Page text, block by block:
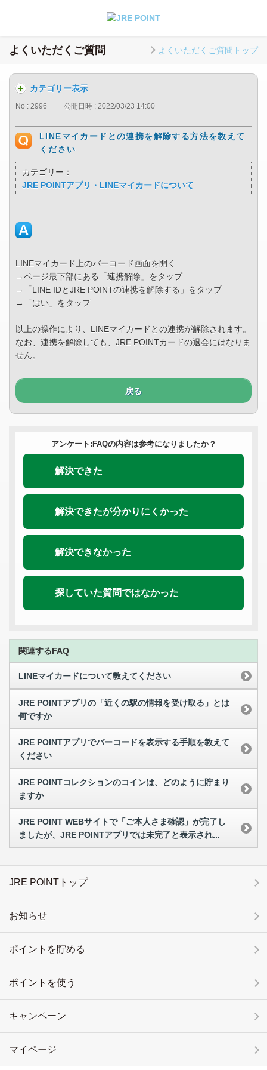
よくいただくご質問 よくいただくご質問トップ
カテゴリー表示
No : 2996 公開日時 : 2022/03/23 14:00
LINEマイカードとの連携を解除する方法を教えて
ください
カテゴリー：
JRE POINTアプリ・LINEマイカードについて
LINEマイカード上のバーコード画面を開く
→ページ最下部にある「連携解除」をタップ
→「LINE IDとJRE POINTの連携を解除する」をタップ
→「はい」をタップ
以上の操作により、LINEマイカードとの連携が解除されます。
なお、連携を解除しても、JRE POINTカードの退会にはなりま
せん。
戻る
アンケート:FAQの内容は参考になりましたか？
解決できた
解決できたが分かりにくかった
解決できなかった
探していた質問ではなかった
関連するFAQ
LINEマイカードについて教えてください
JRE POINTアプリの「近くの駅の情報を受け取る」とは
何ですか
JRE POINTアプリでバーコードを表示する手順を教えて
ください
JRE POINTコレクションのコインは、どのように貯まり
ますか
JRE POINT WEBサイトで「ご本人さま確認」が完了し
ましたが、JRE POINTアプリでは未完了と表示され...
JRE POINTトップ
お知らせ
ポイントを貯める
ポイントを使う
キャンペーン
マイページ